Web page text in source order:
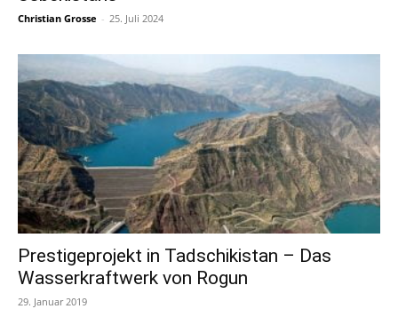
Christian Grosse - 25. Juli 2024
Prestigeprojekt in Tadschikistan – Das
Wasserkraftwerk von Rogun
29. Januar 2019